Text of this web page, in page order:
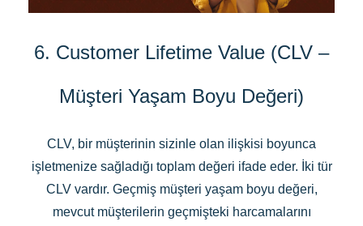
6. Customer Lifetime Value (CLV –
Müşteri Yaşam Boyu Değeri)
CLV, bir müşterinin sizinle olan ilişkisi boyunca
işletmenize sağladığı toplam değeri ifade eder. İki tür
CLV vardır. Geçmiş müşteri yaşam boyu değeri,
mevcut müşterilerin geçmişteki harcamalarını